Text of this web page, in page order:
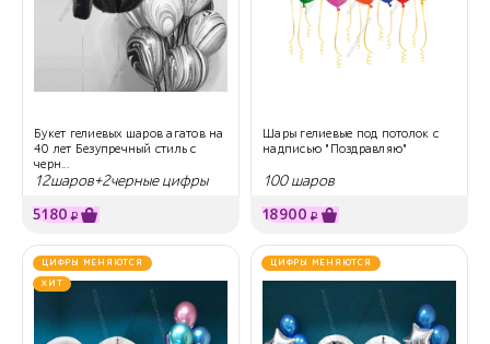
Букет гелиевых шаров агатов на
40 лет Безупречный стиль с
черн...
12шаров+2черные цифры
5180 ₽
Шары гелиевые под потолок с
надписью "Поздравляю"
100 шаров
18900 ₽
ЦИФРЫ МЕНЯЮТСЯ
ХИТ
ЦИФРЫ МЕНЯЮТСЯ